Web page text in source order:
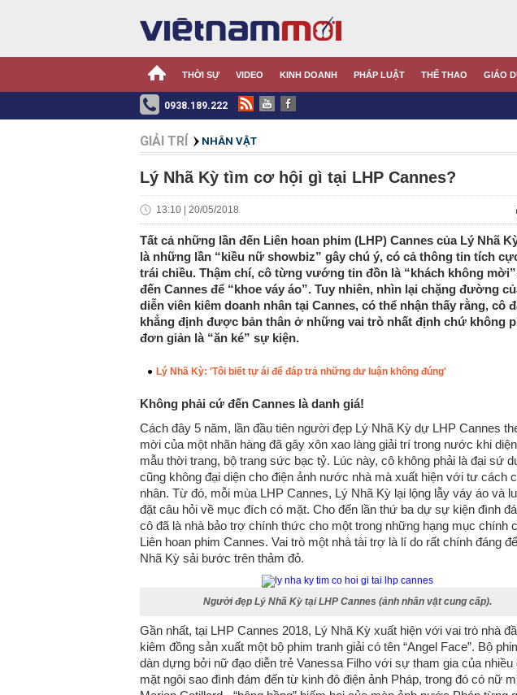
THỜI SỰ VIDEO KINH DOANH PHÁP LUẬT THỂ THAO GIÁO
0938.189.222
GIẢI TRÍ NHÂN VẬT
Lý Nhã Kỳ tìm cơ hội gì tại LHP Cannes?
13:10 | 20/05/2018
Tất cả những lần đến Liên hoan phim (LHP) Cannes của Lý Nhã
là những lần “kiều nữ showbiz” gây chú ý, có cả thông tin tích
trái chiều. Thậm chí, cô từng vướng tin đồn là “khách không
đến Cannes để “khoe váy áo”. Tuy nhiên, nhìn lại chặng đường
diễn viên kiêm doanh nhân tại Cannes, có thể nhận thấy rằng, cô
khẳng định được bản thân ở những vai trò nhất định chứ không
đơn giản là “ăn ké” sự kiện.
Lý Nhã Kỳ: 'Tôi biết tự ái để đáp trả những dư luận không đúng'
Không phải cứ đến Cannes là danh giá!
Cách đây 5 năm, lần đầu tiên người đẹp Lý Nhã Kỳ dự LHP Cannes
mời của một nhãn hàng đã gây xôn xao làng giải trí trong nước khi
mẫu thời trang, bộ trang sức bạc tỷ. Lúc này, cô không phải là đại sứ
cũng không đại diện cho điện ảnh nước nhà mà xuất hiện với tư cách
nhân. Từ đó, mỗi mùa LHP Cannes, Lý Nhã Kỳ lại lộng lẫy váy áo và
đặt câu hỏi về mục đích có mặt. Cho đến lần thứ ba dự sự kiện đình
cô đã là nhà bảo trợ chính thức cho một trong những hạng mục chính
Liên hoan phim Cannes. Vai trò một nhà tài trợ là lí do rất chính đáng
Nhã Kỳ sải bước trên thảm đỏ.
Người đẹp Lý Nhã Kỳ tại LHP Cannes (ảnh nhân vật cung cấp).
Gần nhất, tại LHP Cannes 2018, Lý Nhã Kỳ xuất hiện với vai trò nhà
kiêm đồng sản xuất một bộ phim tranh giải có tên “Angel Face”. Bộ
dàn dựng bởi nữ đạo diễn trẻ Vanessa Filho với sự tham gia của
mặt ngôi sao đình đám đến từ kinh đô điện ảnh Pháp, trong đó có nữ